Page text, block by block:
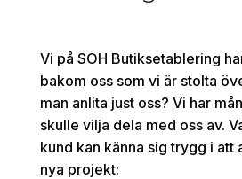
Vi på SOH Butiksetablering
bakom oss som vi är stolta
man anlita just oss? Vi har
skulle vilja dela med oss av.
kund kan känna sig trygg i att
nya projekt: